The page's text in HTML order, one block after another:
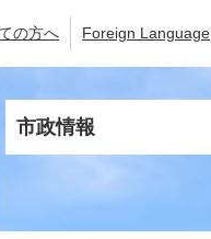
の方へ Foreign Language
市政情報